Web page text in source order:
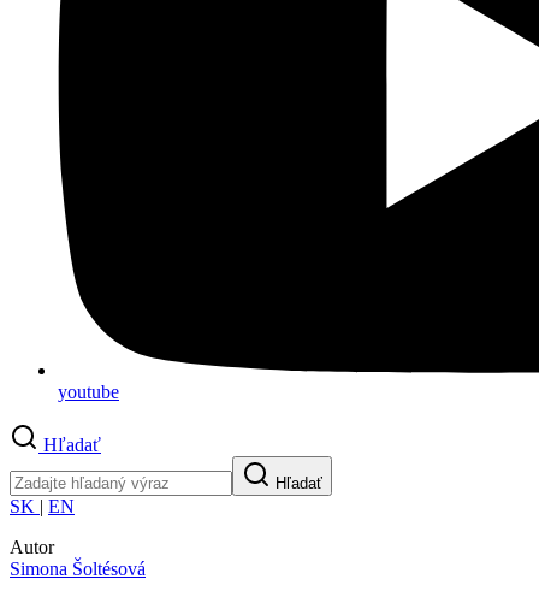
youtube
Hľadať
Hľadať
SK | EN
Autor
Simona Šoltésová